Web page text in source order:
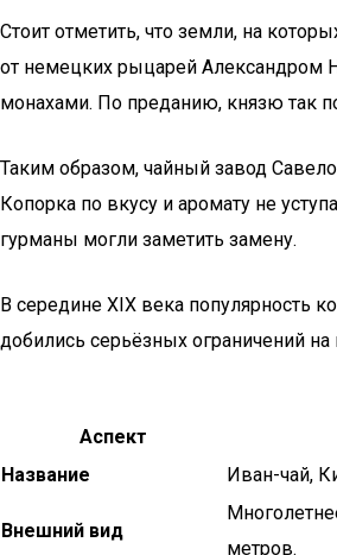
Стоит отметить, что земли, на
от немецких рыцарей Александром
монахами. По преданию, князю так
Таким образом, чайный завод
Копорка по вкусу и аромату не
гурманы могли заметить замену.
В середине XIX века популярность
добились серьёзных ограничений
Аспект
Название
Иван-чай,
Внешний вид
метров.